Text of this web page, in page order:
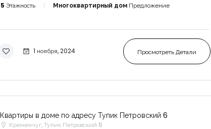
5 Этажность Многоквартирный дом Предложение
1 ноября, 2024 Просмотреть Детали
Квартиры в доме по адресу Тупик Петровский 6
Кременчуг, Тупик Петровский 6